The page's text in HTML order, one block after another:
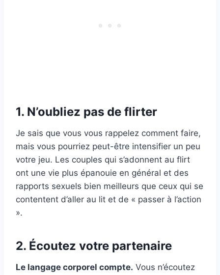
1. N’oubliez pas de flirter
Je sais que vous vous rappelez comment faire,
mais vous pourriez peut-être intensifier un peu
votre jeu. Les couples qui s’adonnent au flirt
ont une vie plus épanouie en général et des
rapports sexuels bien meilleurs que ceux qui se
contentent d’aller au lit et de « passer à l’action
».
2. Écoutez votre partenaire
Le langage corporel compte. Vous n’écoutez